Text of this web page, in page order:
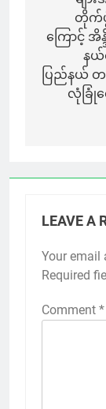
တိုက်ပွဲ
ကြောင့် အိ
နယ်
ပြည်နယ်
လုံခြုံရ
LEAVE A
Your email
Required
Comment *